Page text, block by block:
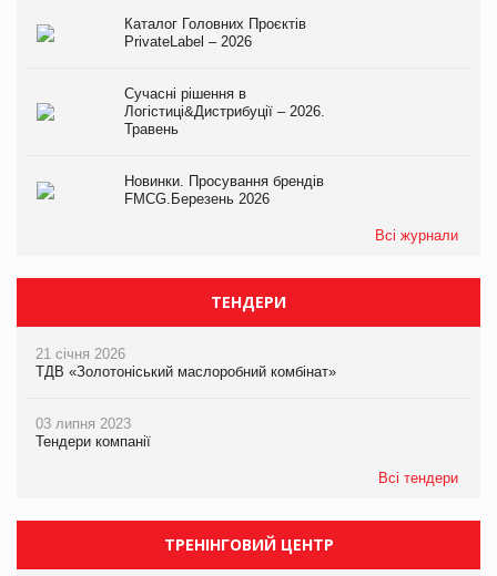
Каталог Головних Проєктів
PrivateLabel – 2026
Сучасні рішення в
Логістиці&Дистрибуції – 2026.
Травень
Новинки. Просування брендів
FMCG.Березень 2026
Всі журнали
ТЕНДЕРИ
21 січня 2026
ТДВ «Золотоніський маслоробний комбінат»
03 липня 2023
Тендери компанії
Всі тендери
ТРЕНІНГОВИЙ ЦЕНТР